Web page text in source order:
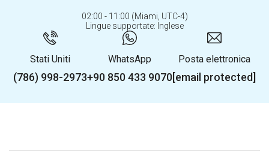
02:00 - 11:00 (Miami, UTC-4)
Lingue supportate: Inglese
Stati Uniti
(786) 998-2973
WhatsApp
+90 850 433 9070
Posta elettronica
[email protected]